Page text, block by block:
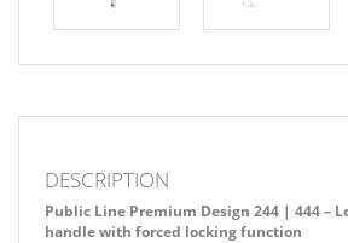
DESCRIPTION
Public Line Premium Design 244 | 444 –
handle with forced locking function